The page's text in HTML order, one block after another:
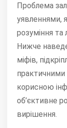
Проблема
уявленнями,
розуміння та
Нижче
міфів,
корисною
об’єктивне
вирішення.